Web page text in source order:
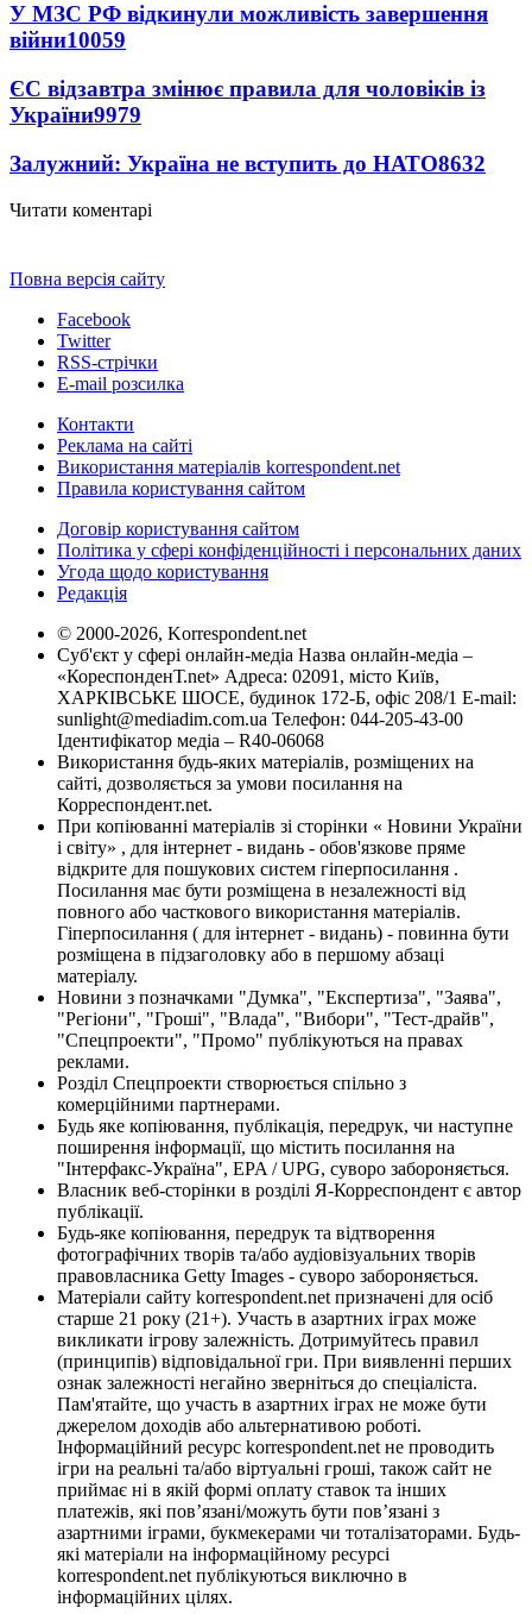
У МЗС РФ відкинули можливість завершення
війни10059
ЄС відзавтра змінює правила для чоловіків із
України9979
Залужний: Україна не вступить до НАТО8632
Читати коментарі
Повна версія сайту
Facebook
Twitter
RSS-стрічки
E-mail розсилка
Контакти
Реклама на сайті
Використання матеріалів korrespondent.net
Правила користування сайтом
Договір користування сайтом
Політика у сфері конфіденційності і персональних даних
Угода щодо користування
Редакція
© 2000-2026, Korrespondent.net
Суб'єкт у сфері онлайн-медіа Назва онлайн-медіа –
«КореспонденТ.net» Адреса: 02091, місто Київ,
ХАРКІВСЬКЕ ШОСЕ, будинок 172-Б, офіс 208/1 E-mail:
sunlight@mediadim.com.ua Телефон: 044-205-43-00
Ідентифікатор медіа – R40-06068
Використання будь-яких матеріалів, розміщених на
сайті, дозволяється за умови посилання на
Корреспондент.net.
При копіюванні матеріалів зі сторінки « Новини України
і світу» , для інтернет - видань - обов'язкове пряме
відкрите для пошукових систем гіперпосилання .
Посилання має бути розміщена в незалежності від
повного або часткового використання матеріалів.
Гіперпосилання ( для інтернет - видань) - повинна бути
розміщена в підзаголовку або в першому абзаці
матеріалу.
Новини з позначками "Думка", "Експертиза", "Заява",
"Регіони", "Гроші", "Влада", "Вибори", "Тест-драйв",
"Спецпроекти", "Промо" публікуються на правах
реклами.
Розділ Спецпроекти створюється спільно з
комерційними партнерами.
Будь яке копіювання, публікація, передрук, чи наступне
поширення інформації, що містить посилання на
"Інтерфакс-Україна", EPA / UPG, суворо забороняється.
Власник веб-сторінки в розділі Я-Корреспондент є автор
публікації.
Будь-яке копіювання, передрук та відтворення
фотографічних творів та/або аудіовізуальних творів
правовласника Getty Images - суворо забороняється.
Матеріали сайту korrespondent.net призначені для осіб
старше 21 року (21+). Участь в азартних іграх може
викликати ігрову залежність. Дотримуйтесь правил
(принципів) відповідальної гри. При виявленні перших
ознак залежності негайно зверніться до спеціаліста.
Пам'ятайте, що участь в азартних іграх не може бути
джерелом доходів або альтернативою роботі.
Інформаційний ресурс korrespondent.net не проводить
ігри на реальні та/або віртуальні гроші, також сайт не
приймає ні в якій формі оплату ставок та інших
платежів, які пов’язані/можуть бути пов’язані з
азартними іграми, букмекерами чи тоталізаторами. Будь-
які матеріали на інформаційному ресурсі
korrespondent.net публікуються виключно в
інформаційних цілях.